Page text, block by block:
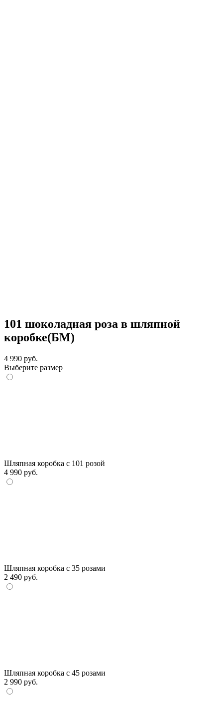
101 шоколадная роза в шляпной
коробке(БМ)
4 990 руб.
Выберите размер
Шляпная коробка с 101 розой
4 990 руб.
Шляпная коробка с 35 розами
2 490 руб.
Шляпная коробка с 45 розами
2 990 руб.